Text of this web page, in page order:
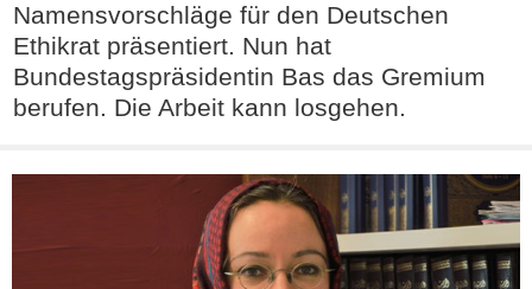
Namensvorschläge für den Deutschen
Ethikrat präsentiert. Nun hat
Bundestagspräsidentin Bas das Gremium
berufen. Die Arbeit kann losgehen.